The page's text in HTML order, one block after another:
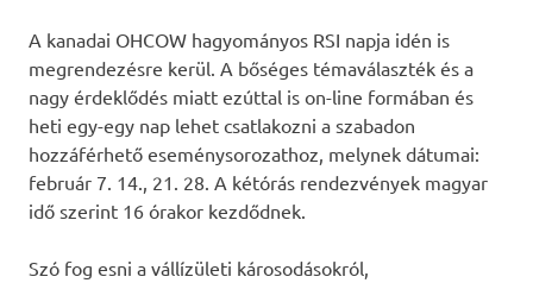
A kanadai OHCOW hagyományos RSI napja idén is
megrendezésre kerül. A bőséges témaválaszték és a
nagy érdeklődés miatt ezúttal is on-line formában és
heti egy-egy nap lehet csatlakozni a szabadon
hozzáférhető eseménysorozathoz, melynek dátumai:
február 7. 14., 21. 28. A kétórás rendezvények magyar
idő szerint 16 órakor kezdődnek.
Szó fog esni a vállízületi károsodásokról,